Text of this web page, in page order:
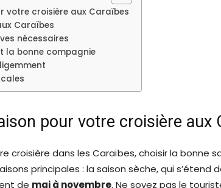
votre croisière aux Caraïbes
Caraïbes
nécessaires
la bonne compagnie
pour votre croisière aux
croisière dans les Caraïbes, choisir la bonne
principales : la saison sèche, qui s’étend
de mai à novembre. Ne soyez pas le